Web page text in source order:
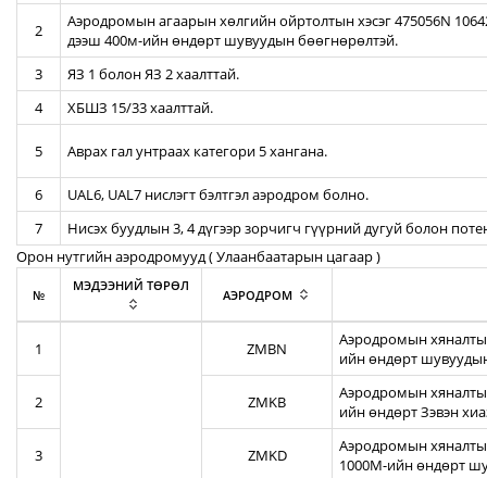
2
Аэродромын агаарын хөлгийн ойртолтын хэсэг 475056N
дээш 400м-ийн өндөрт шувуудын бөөгнөрөлтэй.
3
ЯЗ 1 болон ЯЗ 2 хаалттай.
4
ХБШЗ 15/33 хаалттай.
5 Аврах гал унтраах категори 5 хангана.
6
UAL6, UAL7 нислэгт бэлтгэл аэродром болно.
7
Нисэх буудлын 3, 4 дүгээр зорчигч гүүрний дугуй болон
Орон нутгийн аэродромууд ( Улаанбаатарын цагаар )
№
МЭДЭЭНИЙ ТӨРӨЛ
АЭРОДРОМ
1 ZMBN
Аэродромын
ийн өндөрт
2 ZMKB
Аэродромын
ийн өндөрт Зэвэн
3 ZMKD
Аэродромын
1000М-ийн өндөрт